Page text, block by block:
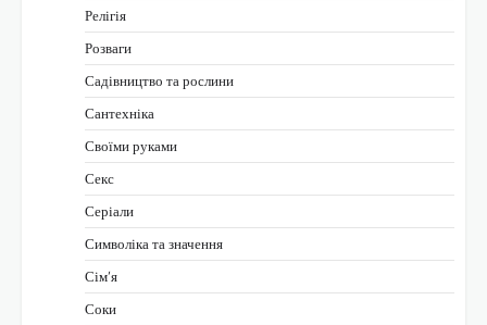
Релігія
Розваги
Садівництво та рослини
Сантехніка
Своїми руками
Секс
Серіали
Символіка та значення
Сім’я
Соки